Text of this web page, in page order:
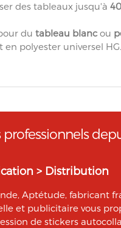
des tableaux jusqu'à
du tableau blanc ou
polyester universel HG.
> Distribution
Aptétude, fabricant
et publicitaire vous
de stickers